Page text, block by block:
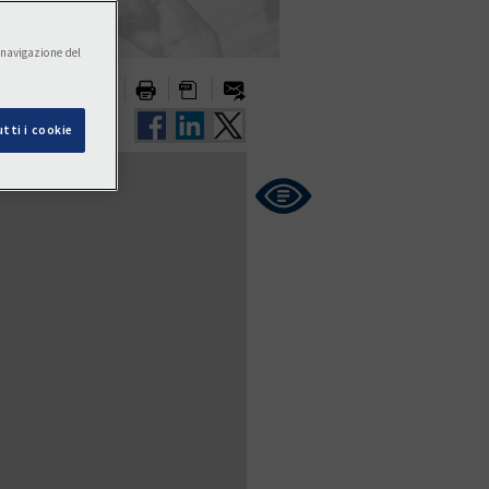
del
i cookie